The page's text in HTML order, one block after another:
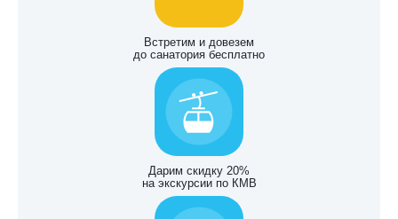
Встретим и довезем
до санатория бесплатно
Дарим скидку 20%
на экскурсии по КМВ